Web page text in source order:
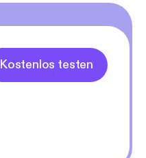
Kostenlos testen